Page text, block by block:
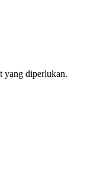
yang diperlukan.